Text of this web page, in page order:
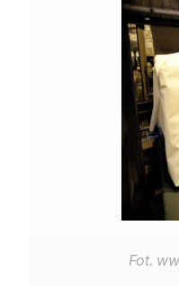
Zostań autorem
Fot.